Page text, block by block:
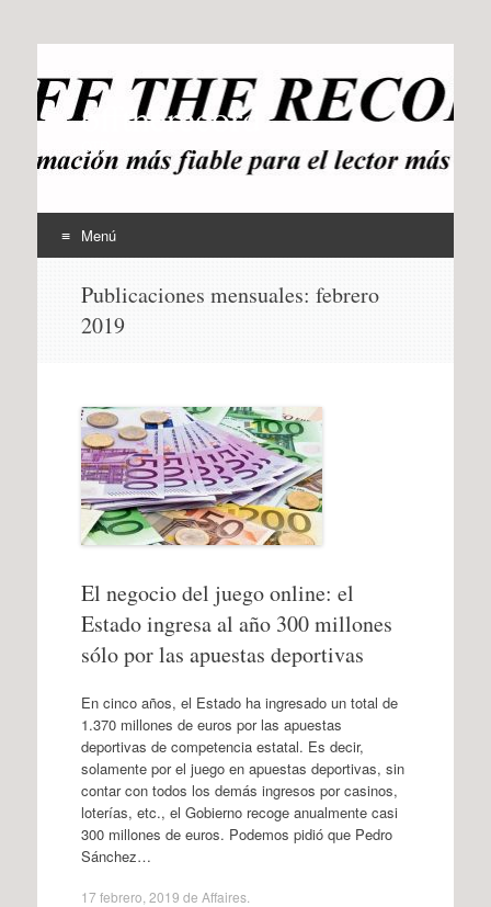
offtherecord
OTR
Menú
contenido
Publicaciones mensuales: febrero
2019
El negocio del juego online: el
Estado ingresa al año 300 millones
sólo por las apuestas deportivas
En cinco años, el Estado ha ingresado un total de
1.370 millones de euros por las apuestas
deportivas de competencia estatal. Es decir,
solamente por el juego en apuestas deportivas, sin
contar con todos los demás ingresos por casinos,
loterías, etc., el Gobierno recoge anualmente casi
300 millones de euros. Podemos pidió que Pedro
Sánchez…
17 febrero, 2019 de Affaires.